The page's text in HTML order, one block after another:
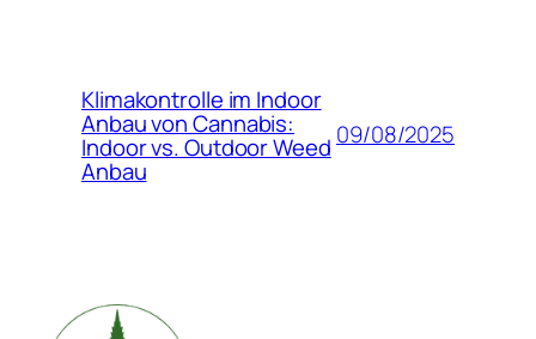
Klimakontrolle im Indoor
Anbau von Cannabis:
Indoor vs. Outdoor Weed
Anbau
09/08/2025